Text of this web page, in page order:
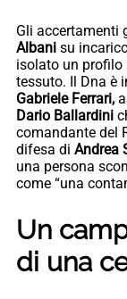
Gli accertamenti
Albani su
isolato un profilo
tessuto. Il Dna è
Gabriele Ferrari,
Dario Ballardini
comandante del
difesa di Andrea
una persona
come “una
Un
di una